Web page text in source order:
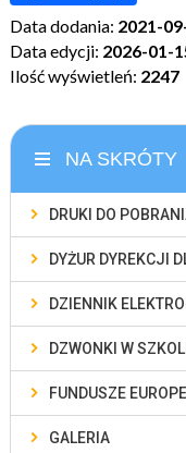
Data dodania: 2021-
Data edycji: 2026-01-
Ilość wyświetleń: 2247
NA SKRÓTY
DRUKI DO
DYŻUR DYREKCJI
DZIENNIK
DZWONKI W
FUNDUSZE
GALERIA